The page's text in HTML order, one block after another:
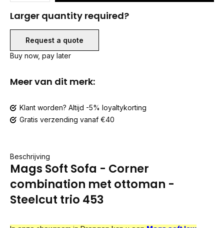
Larger quantity required?
Request a quote
Buy now, pay later
Meer van dit merk:
Klant worden? Altijd -5% loyaltykorting
Gratis verzending vanaf €40
Beschrijving
Mags Soft Sofa - Corner
combination met ottoman -
Steelcut trio 453